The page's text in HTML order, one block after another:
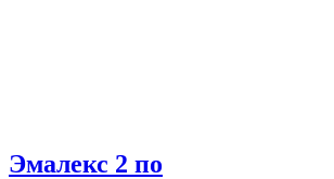
Эмалекс 2 по